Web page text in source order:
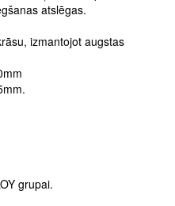
atslēgas.
izmantojot augstas
grupai.